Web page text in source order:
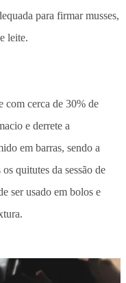
para firmar musses,
leite.
com cerca de 30% de
e derrete a
em barras, sendo a
quitutes da sessão de
ser usado em bolos e